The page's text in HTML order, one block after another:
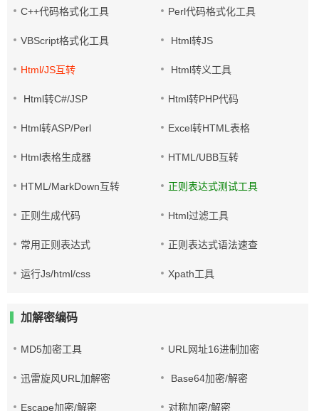
C++代码格式化工具 Perl代码格式化工具
VBScript格式化工具 Html转JS
Html/JS互转 Html转义工具
Html转C#/JSP Html转PHP代码
Html转ASP/Perl Excel转HTML表格
Html表格生成器 HTML/UBB互转
HTML/MarkDown互转 正则表达式测试工具
正则生成代码 Html过滤工具
常用正则表达式 正则表达式语法速查
运行Js/html/css Xpath工具
加解密编码
MD5加密工具 URL网址16进制加密
迅雷旋风URL加解密 Base64加密/解密
Escape加密/解密 对称加密/解密